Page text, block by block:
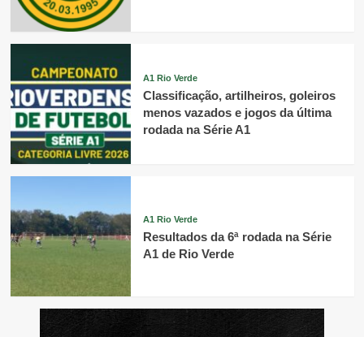
A1 Rio Verde
Classificação, artilheiros, goleiros
menos vazados e jogos da última
rodada na Série A1
A1 Rio Verde
Resultados da 6ª rodada na Série
A1 de Rio Verde